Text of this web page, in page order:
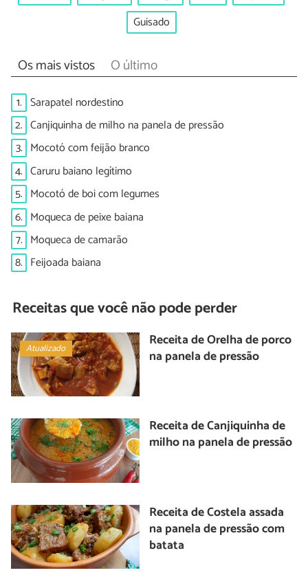
Guisado
Os mais vistos O último
1. Sarapatel nordestino
2. Canjiquinha de milho na panela de pressão
3. Mocotó com feijão branco
4. Caruru baiano legítimo
5. Mocotó de boi com legumes
6. Moqueca de peixe baiana
7. Moqueca de camarão
8. Feijoada baiana
Receitas que você não pode perder
Atualizado
Receita de Orelha de porco
na panela de pressão
Receita de Canjiquinha de
milho na panela de pressão
Receita de Costela assada
na panela de pressão com
batata